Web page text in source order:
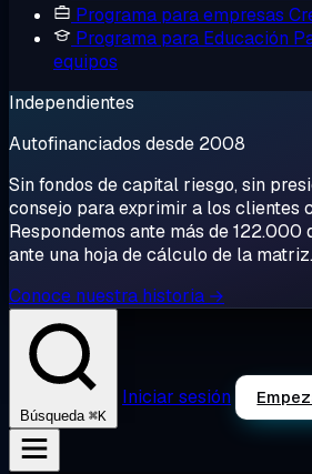
Programa para empresas
Programa para Educación
equipos
Independientes
Autofinanciados desde 2008
Sin fondos de capital riesgo, sin
consejo para exprimir a los clientes
Respondemos ante más de 122.000
ante una hoja de cálculo de la matriz.
Conoce nuestra historia →
Búsqueda ⌘K
Iniciar sesión